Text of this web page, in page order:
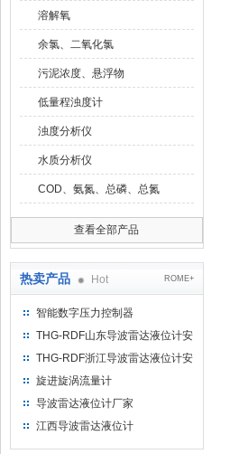
溶解氧
余氯、二氧化氯
污泥浓度、悬浮物
低量程浊度计
浊度分析仪
水质分析仪
COD、氨氮、总磷、总氮
查看全部产品
热卖产品 Hot ROME+
智能数字压力控制器
THG-RDF山东导波雷达液位计安
装方法
THG-RDF浙江导波雷达液位计安
装方法
旋进旋涡流量计
导波雷达液位计厂家
江西导波雷达液位计